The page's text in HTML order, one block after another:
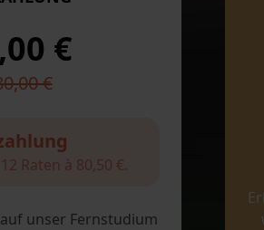
€
€
Raten à 80,50 €.
unser Fernstudium